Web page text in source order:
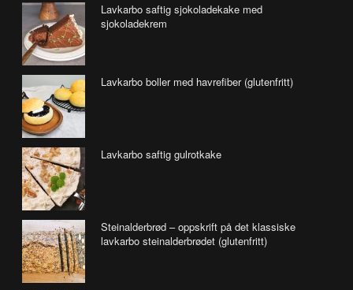
Lavkarbo saftig sjokoladekake med
sjokoladekrem
Lavkarbo boller med havrefiber (glutenfritt)
Lavkarbo saftig gulrotkake
Steinalderbrød – oppskrift på det klassiske
lavkarbo steinalderbrødet (glutenfritt)